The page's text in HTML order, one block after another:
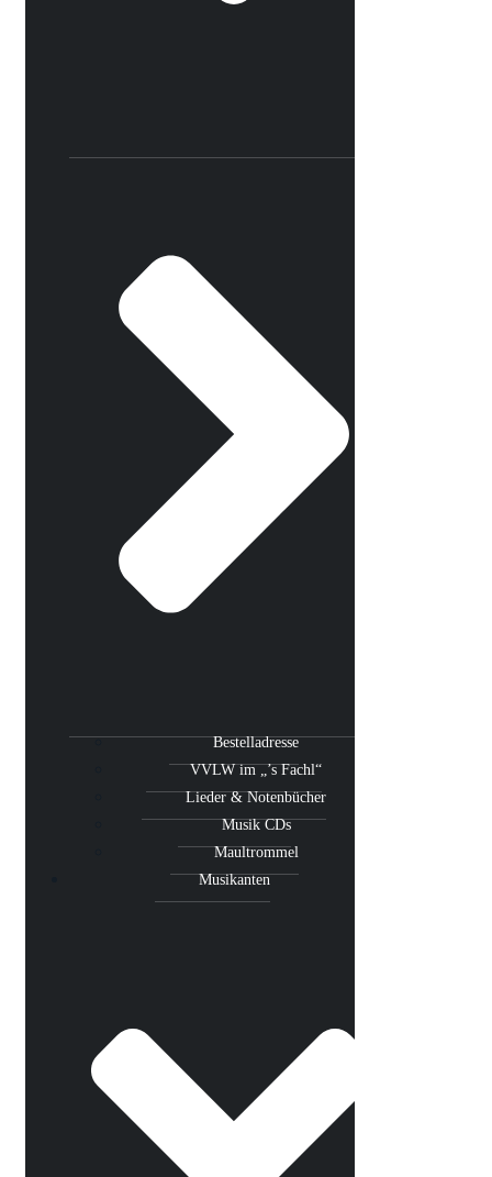
Bestelladresse
VVLW im „’s Fachl“
Lieder & Notenbücher
Musik CDs
Maultrommel
Musikanten